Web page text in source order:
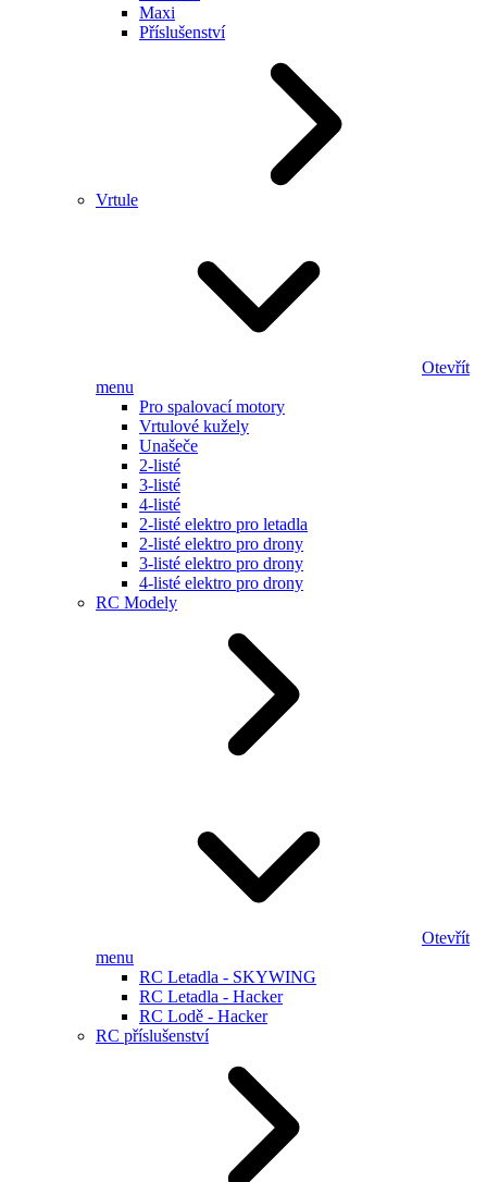
Maxi
Příslušenství
Vrtule
Otevřít
menu
Pro spalovací motory
Vrtulové kužely
Unašeče
2-listé
3-listé
4-listé
2-listé elektro pro letadla
2-listé elektro pro drony
3-listé elektro pro drony
4-listé elektro pro drony
RC Modely
Otevřít
menu
RC Letadla - SKYWING
RC Letadla - Hacker
RC Lodě - Hacker
RC příslušenství